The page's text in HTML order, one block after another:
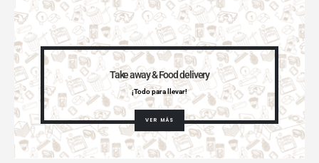
Take away & Food delivery
¡Todo para llevar!
VER MÁS